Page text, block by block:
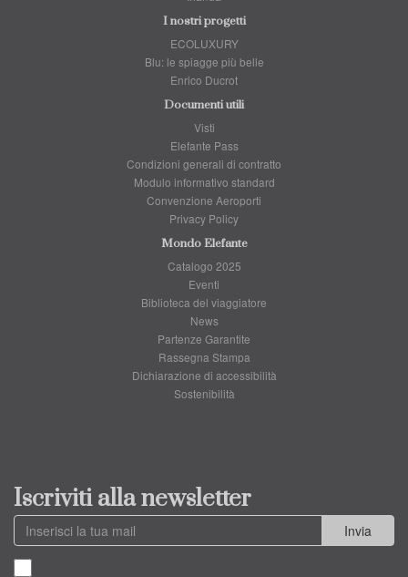
I nostri progetti
ECOLUXURY
Blu: le spiagge più belle
Enrico Ducrot
Documenti utili
Visti
Elefante Pass
Condizioni generali di contratto
Modulo informativo standard
Convenzione Aeroporti
Privacy Policy
Mondo Elefante
Catalogo 2025
Eventi
Biblioteca del viaggiatore
News
Partenze Garantite
Rassegna Stampa
Dichiarazione di accessibilità
Sostenibilità
Iscriviti alla newsletter
Invia